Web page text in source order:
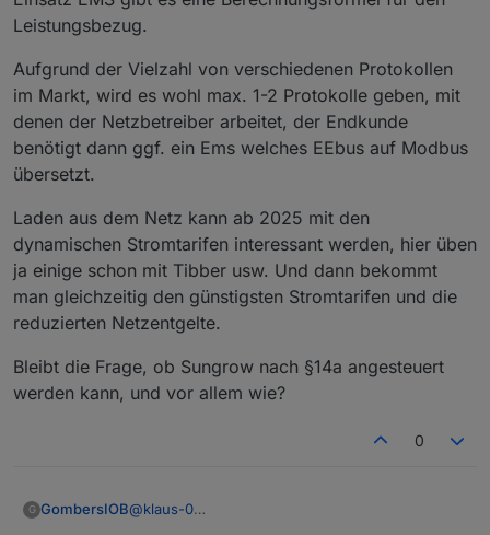
welcher Verbraucher wie gedrosselt wird um das
Ziel zu erreichen.
ganz lehrreich.
Leistungsbezug.
Aufgrund der Vielzahl von verschiedenen Protokollen
im Markt, wird es wohl max. 1-2 Protokolle geben, mit
denen der Netzbetreiber arbeitet, der Endkunde
benötigt dann ggf. ein Ems welches EEbus auf Modbus
übersetzt.
Laden aus dem Netz kann ab 2025 mit den
dynamischen Stromtarifen interessant werden, hier üben
ja einige schon mit Tibber usw. Und dann bekommt
man gleichzeitig den günstigsten Stromtarifen und die
reduzierten Netzentgelte.
Bleibt die Frage, ob Sungrow nach §14a angesteuert
werden kann, und vor allem wie?
0
G GombersIOB@klaus-0